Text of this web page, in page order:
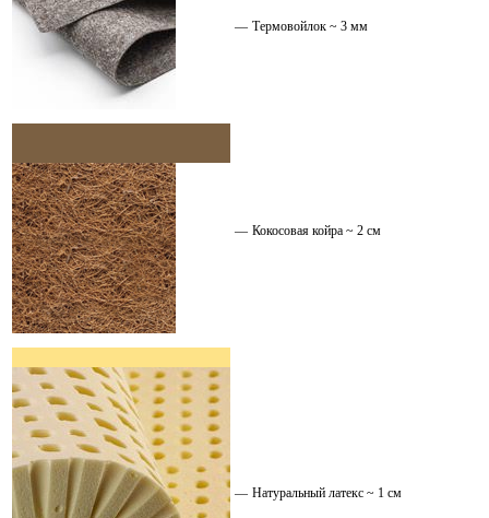
— Термовойлок ~ 3 мм
— Кокосовая койра ~ 2 см
— Натуральный латекс ~ 1 см